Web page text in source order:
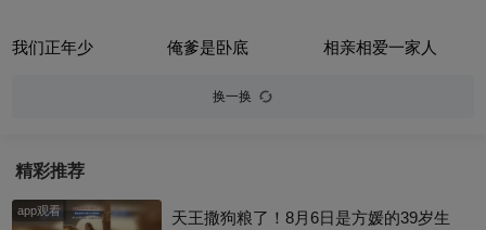
我们正年少 俺爹是卧底 相亲相爱一家人
换一换
精彩推荐
app观看
天王撒狗粮了！8月6日是方媛的39岁生